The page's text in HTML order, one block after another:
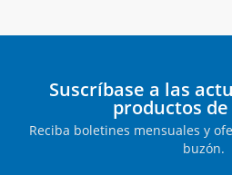
Suscríbase a las
productos de
Reciba boletines mensuales y
buzón.